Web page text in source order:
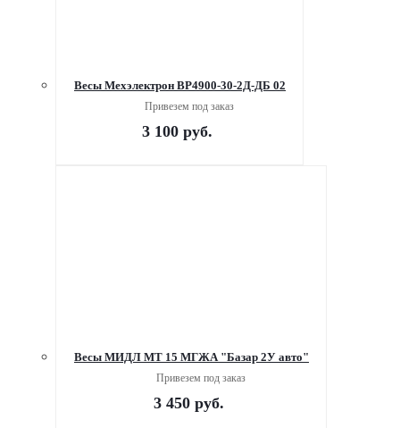
Весы Мехэлектрон ВР4900-30-2Д-ДБ 02
Привезем под заказ
3 100руб.
Весы МИДЛ МТ 15 МГЖА "Базар 2У авто"
Привезем под заказ
3 450руб.